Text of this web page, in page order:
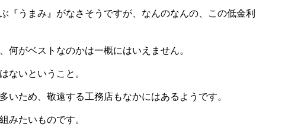
『うまみ』がなさそうですが、なんのなんの、この低金利
何がベストなのかは一概にはいえません。
ないということ。
ため、敬遠する工務店もなかにはあるようです。
みたいものです。